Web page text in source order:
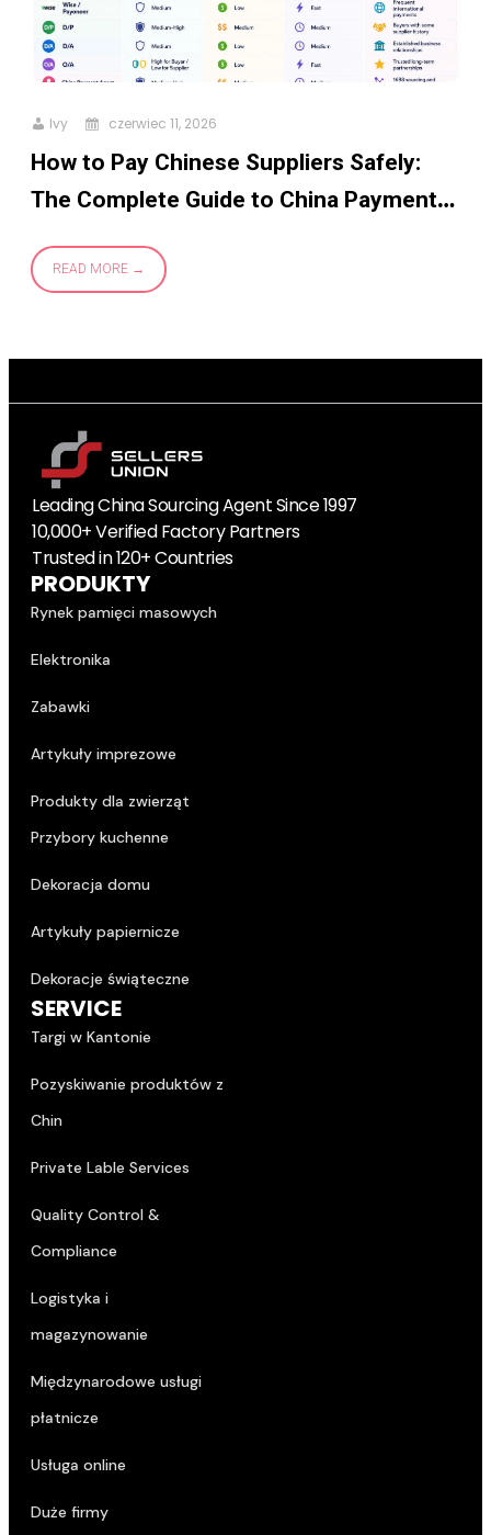
How to Pay Chinese Suppliers Safely:
The Complete Guide to China Payment
READ MORE
Ivy czerwiec 11, 2026
Leading China Sourcing Agent Since 1997
10,000+ Verified Factory Partners
Trusted in 120+ Countries
PRODUKTY
Rynek pamięci masowych
Elektronika
Zabawki
Artykuły imprezowe
Produkty dla zwierząt
Przybory kuchenne
Dekoracja domu
Artykuły papiernicze
Dekoracje świąteczne
SERVICE
Targi w Kantonie
Pozyskiwanie produktów z
Chin
Private Lable Services
Quality Control &
Compliance
Logistyka i
magazynowanie
Międzynarodowe usługi
płatnicze
Usługa online
Duże firmy